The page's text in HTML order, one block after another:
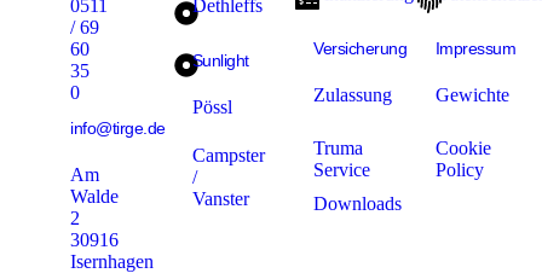
0511
/ 69
60
35
0
info@tirge.de
Am
Walde
2
30916
Isernhagen
Dethleffs
Sunlight
Pössl
Campster
/
Vanster
Versicherung
Zulassung
Truma
Service
Downloads
Impressum
Gewichte
Cookie
Policy